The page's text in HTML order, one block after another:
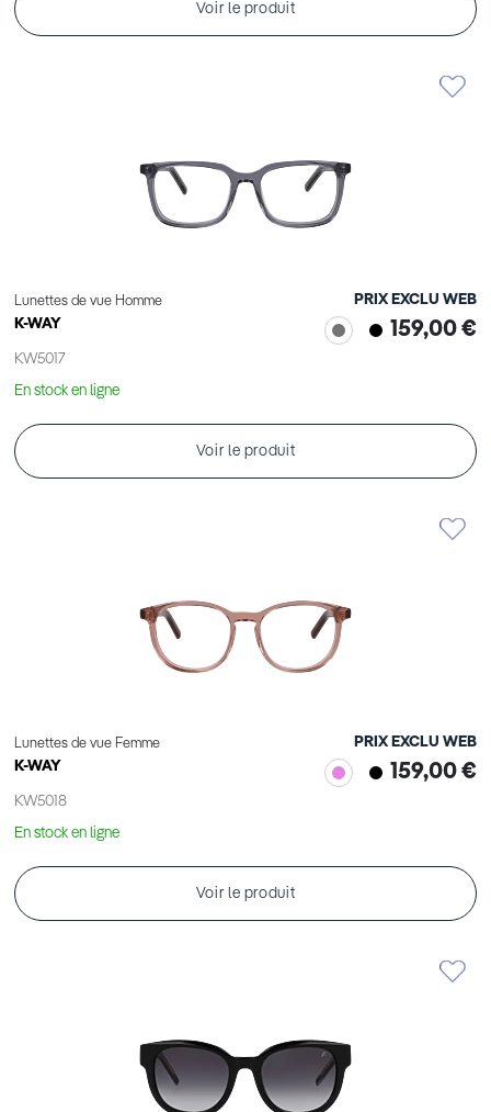
Voir le produit
Lunettes de vue Homme
K-WAY
KW5017
PRIX EXCLU WEB
159,00 €
En stock en ligne
Voir le produit
Lunettes de vue Femme
K-WAY
KW5018
PRIX EXCLU WEB
159,00 €
En stock en ligne
Voir le produit